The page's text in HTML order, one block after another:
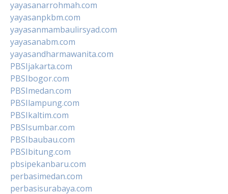
yayasanarrohmah.com
yayasanpkbm.com
yayasanmambaulirsyad.com
yayasanabm.com
yayasandharmawanita.com
PBSIjakarta.com
PBSIbogor.com
PBSImedan.com
PBSIlampung.com
PBSIkaltim.com
PBSIsumbar.com
PBSIbaubau.com
PBSIbitung.com
pbsipekanbaru.com
perbasimedan.com
perbasisurabaya.com